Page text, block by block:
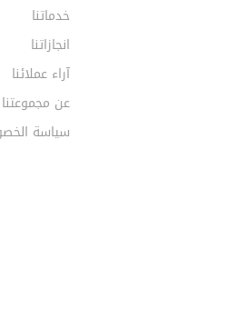
خدماتنا
انجازاتنا
آراء عملائنا
عن مجموعتنا
سياسة